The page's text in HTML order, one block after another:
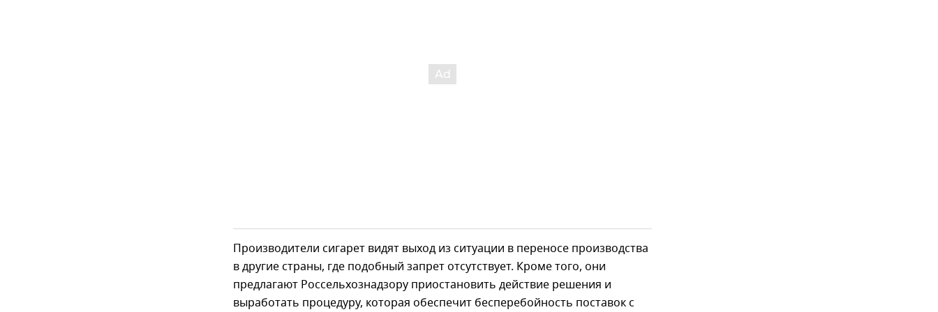
Производители сигарет видят выход из ситуации в переносе производства
в другие страны, где подобный запрет отсутствует. Кроме того, они
предлагают Россельхознадзору приостановить действие решения и
выработать процедуру, которая обеспечит бесперебойность поставок с